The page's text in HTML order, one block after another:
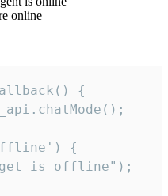
online
{
{
is offline");